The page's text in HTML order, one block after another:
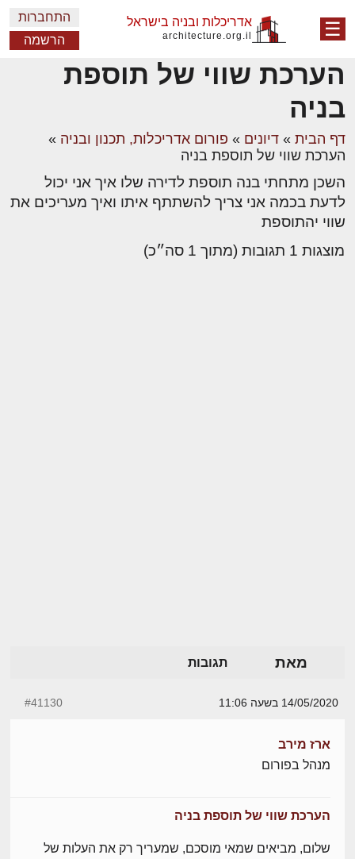
☰ אדריכלות ובניה בישראל
architecture.org.il
התחברות
הרשמה
הערכת שווי של תוספת
בניה
דף הבית » דיונים » פורום אדריכלות, תכנון ובניה »
הערכת שווי של תוספת בניה
השכן מתחתי בנה תוספת לדירה שלו איך אני יכול
לדעת בכמה אני צריך להשתתף איתו ואיך מעריכים את
שווי יהתוספת
מוצגות 1 תגובות (מתוך 1 סה״כ)
מאת תגובות
14/05/2020 בשעה 11:06 #41130
ארז מירב
מנהל בפורום
הערכת שווי של תוספת בניה
שלום, מביאים שמאי מוסכם, שמעריך רק את העלות של